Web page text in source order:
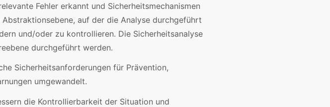
Fehler erkannt und Sicherheitsmechanismen
auf der die Analyse durchgeführt
und/oder zu kontrollieren. Die Sicherheitsanalyse
durchgeführt werden.
Sicherheitsanforderungen für Prävention,
umgewandelt.
die Kontrollierbarkeit der Situation und